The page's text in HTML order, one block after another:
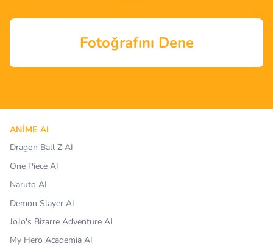
Fotoğrafını Dene
ANIME AI
Dragon Ball Z AI
One Piece AI
Naruto AI
Demon Slayer AI
JoJo's Bizarre Adventure AI
My Hero Academia AI